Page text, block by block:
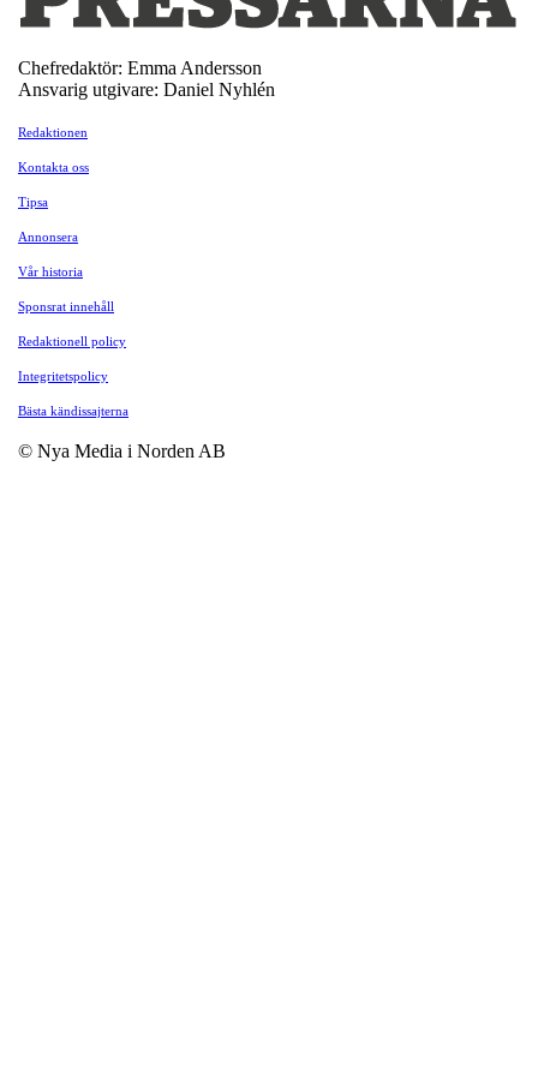
Chefredaktör: Emma Andersson
Ansvarig utgivare: Daniel Nyhlén
Redaktionen
Kontakta oss
Tipsa
Annonsera
Vår historia
Sponsrat innehåll
Redaktionell policy
Integritetspolicy
Bästa kändissajterna
© Nya Media i Norden AB